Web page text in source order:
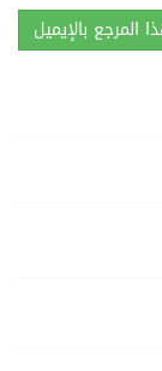
المرجع بالإيميل